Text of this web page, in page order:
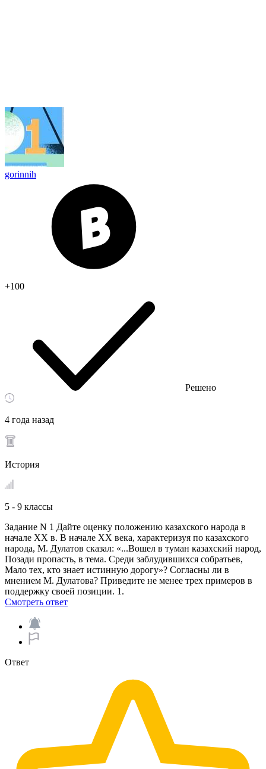
gorinnih
+100
Решено
4 года назад
История
5 - 9 классы
Задание N 1 Дайте оценку положению казахского народа в
начале XX в. В начале XX века, характеризуя по казахского
народа, М. Дулатов сказал: «...Вошел в туман казахский народ,
Позади пропасть, в тема. Среди заблудившихся собратьев,
Мало тех, кто знает истинную дорогу»? Согласны ли в
мнением М. Дулатова? Приведите не менее трех примеров в
поддержку своей позиции. 1.​
Смотреть ответ
Ответ